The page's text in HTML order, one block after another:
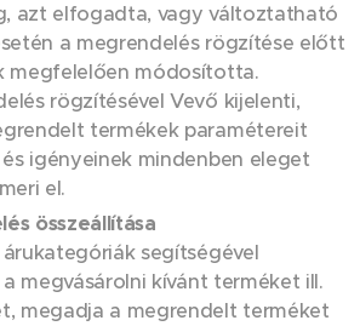
azt elfogadta, vagy változtatható
a megrendelés rögzítése előtt
megfelelően módosította.
rögzítésével Vevő kijelenti,
termékek paramétereit
igényeinek mindenben eleget
el.
összeállítása
segítségével
megvásárolni kívánt terméket ill.
megadja a megrendelt terméket